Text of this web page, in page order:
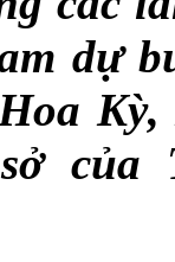
dự
của